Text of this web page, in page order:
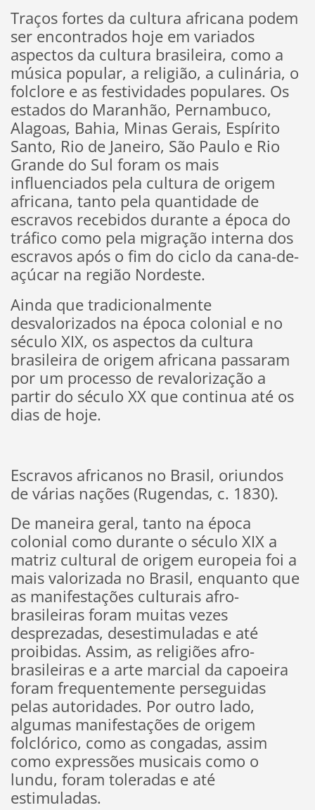
Traços fortes da cultura africana podem
ser encontrados hoje em variados
aspectos da cultura brasileira, como a
música popular, a religião, a culinária, o
folclore e as festividades populares. Os
estados do Maranhão, Pernambuco,
Alagoas, Bahia, Minas Gerais, Espírito
Santo, Rio de Janeiro, São Paulo e Rio
Grande do Sul foram os mais
influenciados pela cultura de origem
africana, tanto pela quantidade de
escravos recebidos durante a época do
tráfico como pela migração interna dos
escravos após o fim do ciclo da cana-de-
açúcar na região Nordeste.
Ainda que tradicionalmente
desvalorizados na época colonial e no
século XIX, os aspectos da cultura
brasileira de origem africana passaram
por um processo de revalorização a
partir do século XX que continua até os
dias de hoje.
Escravos africanos no Brasil, oriundos
de várias nações (Rugendas, c. 1830).
De maneira geral, tanto na época
colonial como durante o século XIX a
matriz cultural de origem europeia foi a
mais valorizada no Brasil, enquanto que
as manifestações culturais afro-
brasileiras foram muitas vezes
desprezadas, desestimuladas e até
proibidas. Assim, as religiões afro-
brasileiras e a arte marcial da capoeira
foram frequentemente perseguidas
pelas autoridades. Por outro lado,
algumas manifestações de origem
folclórico, como as congadas, assim
como expressões musicais como o
lundu, foram toleradas e até
estimuladas.